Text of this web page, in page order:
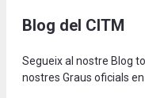
Blog del CITM
Segueix al nostre Blog
nostres Graus oficials